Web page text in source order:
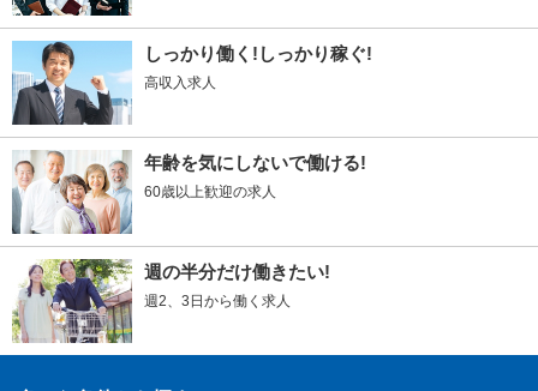
しっかり働く!しっかり稼ぐ!
高収入求人
年齢を気にしないで働ける!
60歳以上歓迎の求人
週の半分だけ働きたい!
週2、3日から働く求人